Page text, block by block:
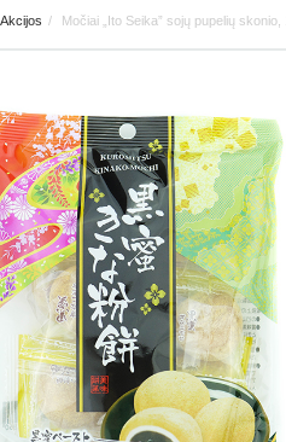
Akcijos Močiai „Ito Seika” sojų pupelių skonio,